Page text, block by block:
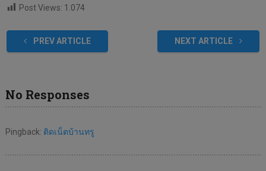
Post Views: 1.074
PREV ARTICLE NEXT ARTICLE
No Responses
Pingback: ติดเน็ตบ้านทรู